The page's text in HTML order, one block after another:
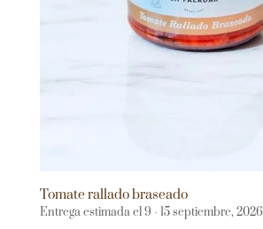
Tomate rallado braseado
Entrega estimada el 9 - 15 septiembre, 2026